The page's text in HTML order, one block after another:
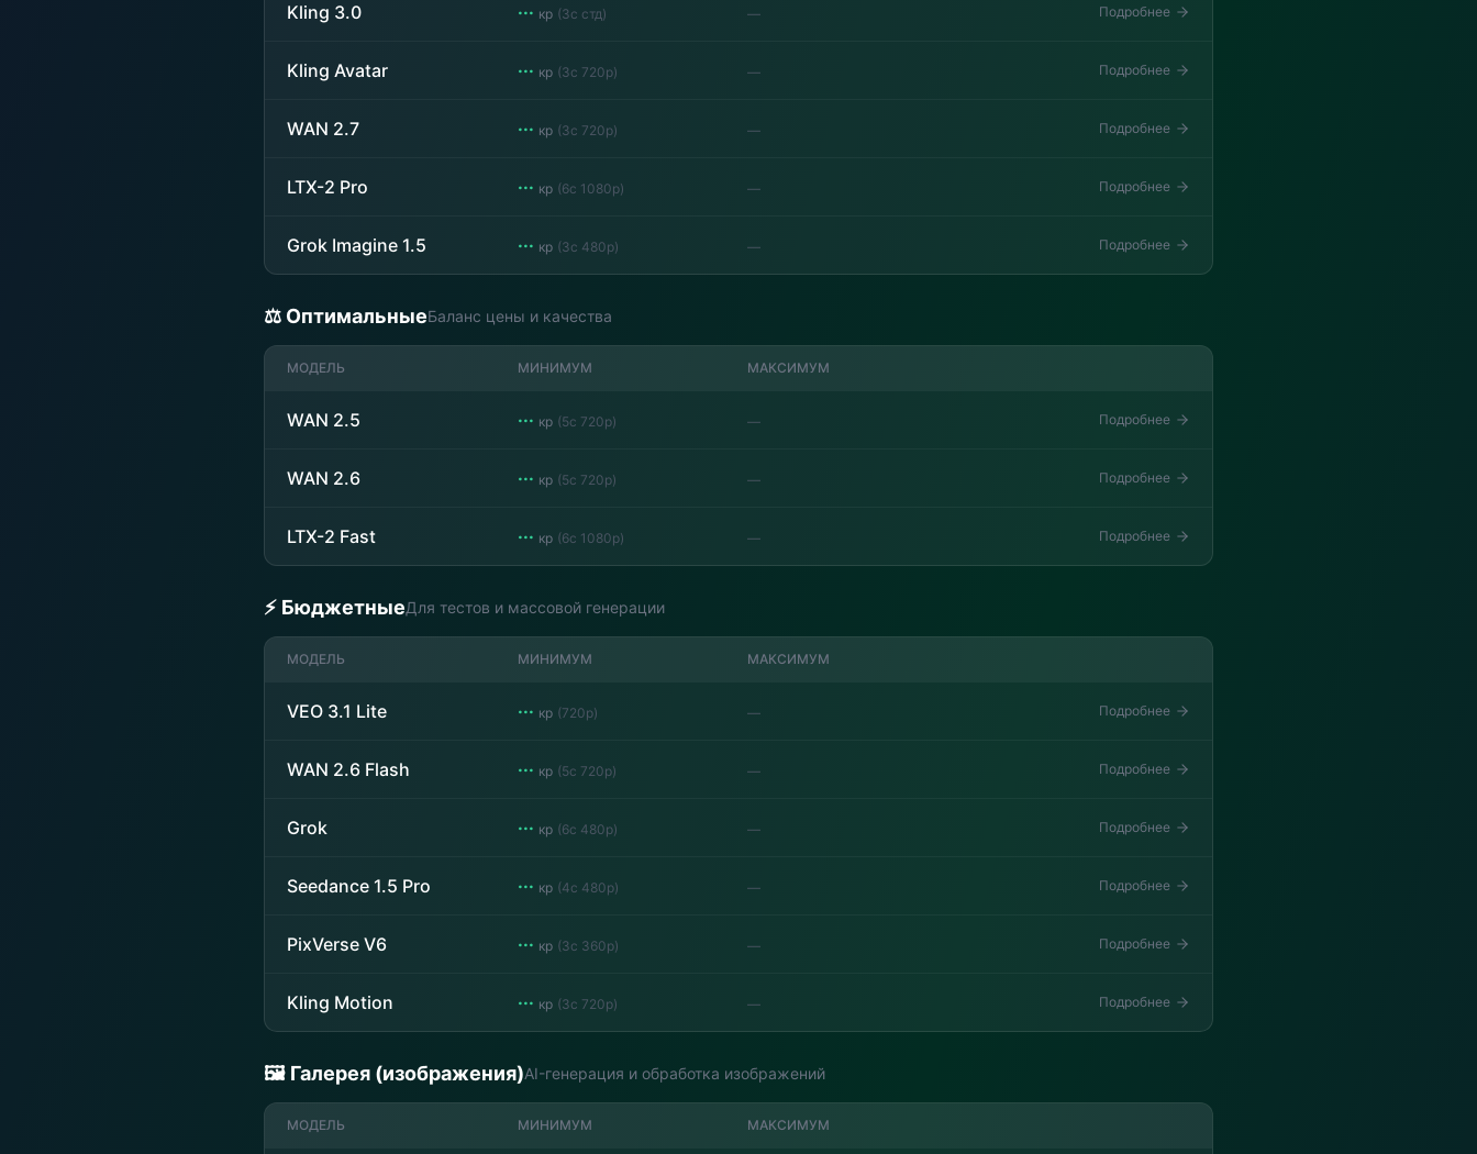
Kling 3.0 ··· кр (3с стд) — Подробнее
Kling Avatar ··· кр (3с 720p) — Подробнее
WAN 2.7 ··· кр (3с 720p) — Подробнее
LTX-2 Pro ··· кр (6с 1080p) — Подробнее
Grok Imagine 1.5 ··· кр (3с 480p) — Подробнее
⚖️ ОптимальныеБаланс цены и качества
МОДЕЛЬ МИНИМУМ МАКСИМУМ
WAN 2.5 ··· кр (5с 720p) — Подробнее
WAN 2.6 ··· кр (5с 720p) — Подробнее
LTX-2 Fast ··· кр (6с 1080p) — Подробнее
⚡ БюджетныеДля тестов и массовой генерации
МОДЕЛЬ МИНИМУМ МАКСИМУМ
VEO 3.1 Lite ··· кр (720p) — Подробнее
WAN 2.6 Flash ··· кр (5с 720p) — Подробнее
Grok ··· кр (6с 480p) — Подробнее
Seedance 1.5 Pro ··· кр (4с 480p) — Подробнее
PixVerse V6 ··· кр (3с 360p) — Подробнее
Kling Motion ··· кр (3с 720p) — Подробнее
🖼️ Галерея (изображения)AI-генерация и обработка изображений
МОДЕЛЬ МИНИМУМ МАКСИМУМ